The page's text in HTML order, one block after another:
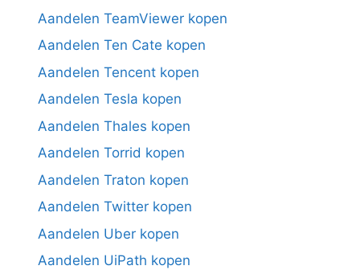
Aandelen TeamViewer kopen
Aandelen Ten Cate kopen
Aandelen Tencent kopen
Aandelen Tesla kopen
Aandelen Thales kopen
Aandelen Torrid kopen
Aandelen Traton kopen
Aandelen Twitter kopen
Aandelen Uber kopen
Aandelen UiPath kopen